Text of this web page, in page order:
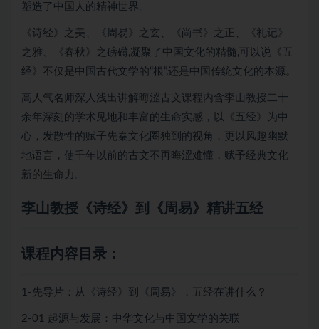
塑造了中国人的精神世界。
《诗经》之美、《周易》之玄、《尚书》之正、《礼记》
之雅、《春秋》之磅礴,凝聚了中国文化的精髓,可以说《五
经》不仅是中国古代文学的“根”,还是中国传统文化的本源。
高人气名师深人浅出讲解晦涩古文课程内含李山教授二十
余年深刻的学术见地和丰富的生命实感，以《五经》为中
心，发散性的赋子先秦文化圈独到的视角，更以风趣幽默
地语言，使千年以前的古文不再晦涩难懂，赋予经典文化
新的生命力。
李山教授《诗经》到《周易》精讲五经
课程内容目录：
1-先导片：从《诗经》到《周易》，五经在讲什么？
2-01 起源与发展：中华文化与中国文学的关联